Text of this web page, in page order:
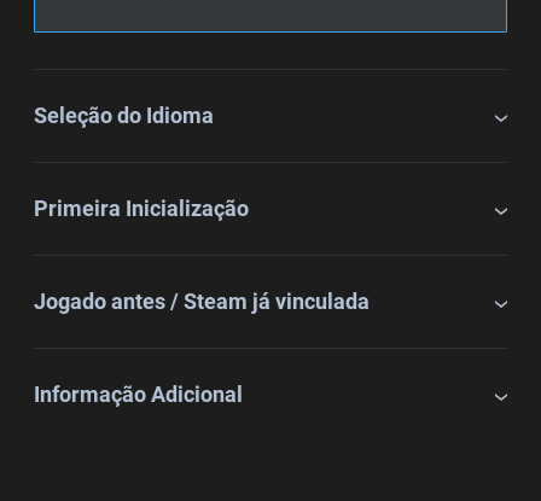
Seleção do Idioma
Primeira Inicialização
Jogado antes / Steam já vinculada
Informação Adicional